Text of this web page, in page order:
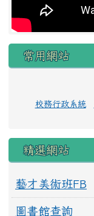
常用網站
校務行政系統
精選網站
藝才美術班FB
圖書館查詢